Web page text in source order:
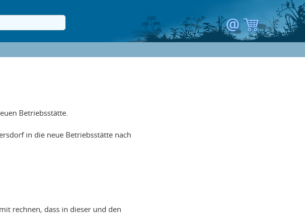
Betriebsstätte.
in die neue Betriebsstätte nach
rechnen, dass in dieser und den